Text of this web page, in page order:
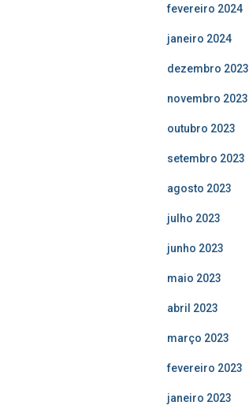
fevereiro 2024
janeiro 2024
dezembro 2023
novembro 2023
outubro 2023
setembro 2023
agosto 2023
julho 2023
junho 2023
maio 2023
abril 2023
março 2023
fevereiro 2023
janeiro 2023